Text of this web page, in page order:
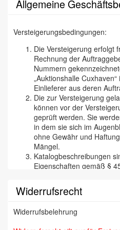
Allgemeine
Versteigerungsbedingungen:
Die Versteigerung erfolgt
Rechnung der
Nummern
„Auktionshalle
Einlieferer aus deren
Die zur Versteigerung
können vor der
geprüft werden. Sie
in dem sie sich im
ohne Gewähr und
Mängel.
Katalogbeschreibungen
Eigenschaften gemäß §
der „Cuxhavener
versichern aber
Gewissen tätigen und
Widerrufsrecht
Widerrufsbelehrung